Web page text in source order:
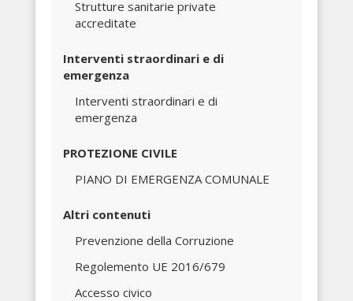
Strutture sanitarie private
accreditate
Interventi straordinari e di
emergenza
Interventi straordinari e di
emergenza
PROTEZIONE CIVILE
PIANO DI EMERGENZA COMUNALE
Altri contenuti
Prevenzione della Corruzione
Regolemento UE 2016/679
Accesso civico